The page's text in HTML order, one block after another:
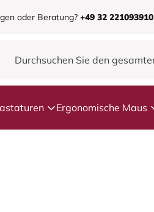
oder Beratung? +49 32 221093910
Ergonomische Maus